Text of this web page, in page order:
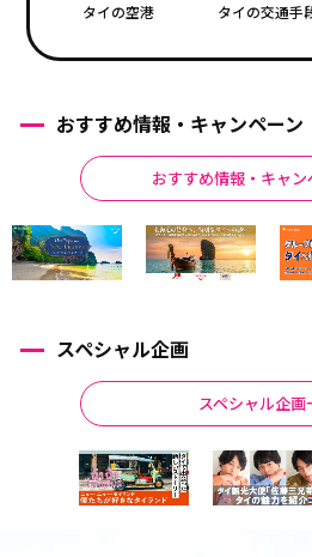
タイの空港 タイの交通手
おすすめ情報・キャンペーン
おすすめ情報・キャ
スペシャル企画
スペシャル企画